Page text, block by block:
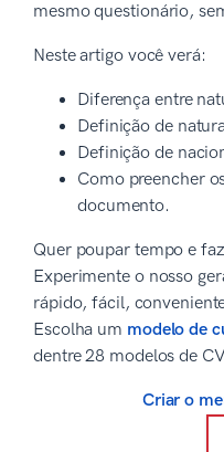
mesmo questionário,
Neste artigo você verá:
Diferença entre
Definição de
Definição de
Como preencher
documento.
Quer poupar tempo e
Experimente o nosso
rápido, fácil,
Escolha um modelo de
dentre 28 modelos de
Criar o